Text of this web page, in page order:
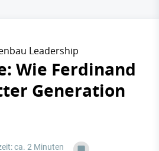
Leadership
Wie Ferdinand
Generation
ca. 2 Minuten